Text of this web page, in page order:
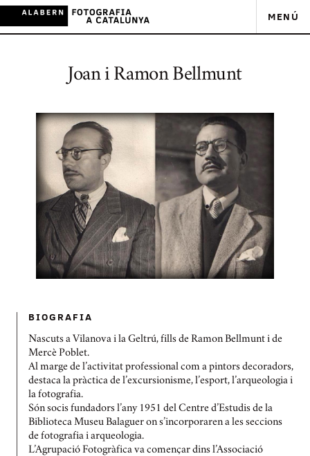
MENÚ
Joan i Ramon Bellmunt
BIOGRAFIA
Nascuts a Vilanova i la Geltrú, fills de Ramon Bellmunt i de
Mercè Poblet.
Al marge de l’activitat professional com a pintors decoradors,
destaca la pràctica de l’excursionisme, l’esport, l’arqueologia i
la fotografia.
Són socis fundadors l’any 1951 del Centre d’Estudis de la
Biblioteca Museu Balaguer on s’incorporaren a les seccions
de fotografia i arqueologia.
L’Agrupació Fotogràfica va començar dins l’Associació